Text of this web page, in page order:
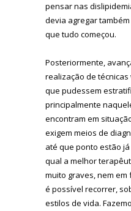
pensar nas
devia agregar
que tudo começou.
Posteriormente,
realização de
que pudessem
principalmente
encontram em
exigem meios de
até que ponto estão
qual a melhor
muito graves, nem
é possível recorrer,
estilos de vida.